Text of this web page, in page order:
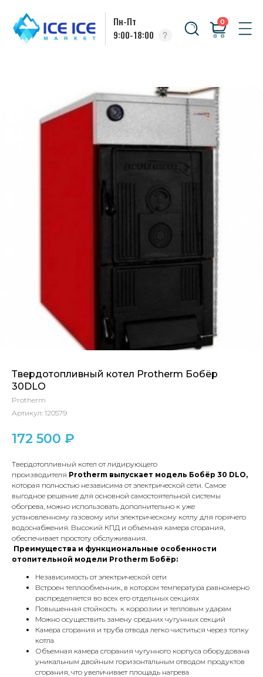
9:00-18:00
Твердотопливный котел Protherm Бобёр
30DLO
Protherm
Артикул: 120579
172 500 ₽
Твердотопливный котел от лидирующего
производителя Protherm выпускает модель Бобёр 30 DLO,
которая полностью независима от электрической сети. Самое
выгодное решение для основной самостоятельной системы
обогрева, можно использовать дополнительно к уже
установленному газовому или электрическому котлу для горячего
водоснабжения. Высокий КПД и объемная камера сгорания,
обеспечивает простоту обслуживания.
Преимущества и функциональные особенности
отопительной модели Protherm Бобёр:
Независимость от электрической сети
Встроен теплообменник, в котором температура равномерно
распределяется во всех его отдельных секциях
Повышенная стойкость к коррозии и тепловым ударам
Можно осуществить замену средних чугунных секций
Камера сгорания и труба отвода легко чиститься через топку
котла
Объемная камера сгорания чугунного корпуса оборудована
уникальным двойным горизонтальным отводом продуктов
сгорания, что увеличивает площадь нагрева